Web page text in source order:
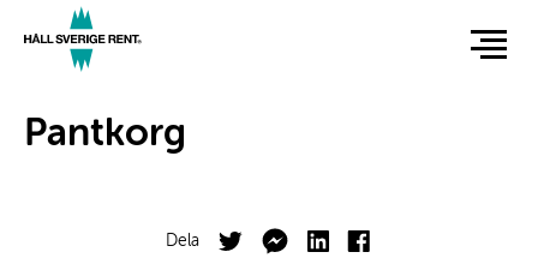
huvudinnehåll
HeroPantkorg
Dela